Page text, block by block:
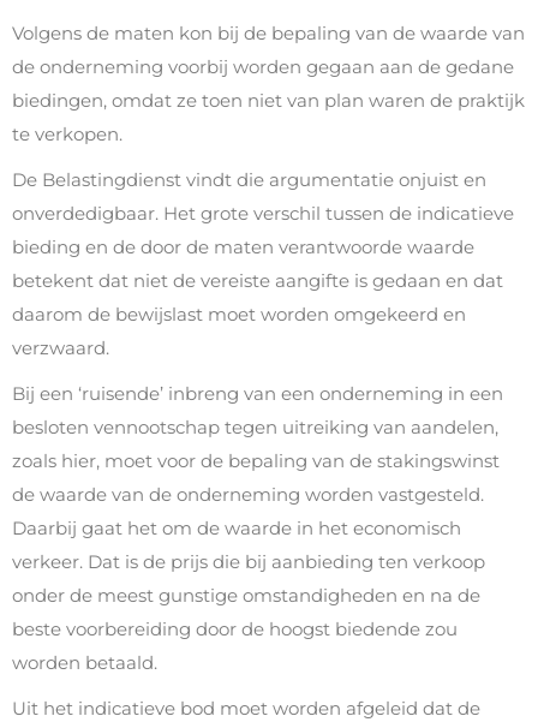
Volgens de maten kon bij de bepaling van de waarde van
de onderneming voorbij worden gegaan aan de gedane
biedingen, omdat ze toen niet van plan waren de praktijk
te verkopen.
De Belastingdienst vindt die argumentatie onjuist en
onverdedigbaar. Het grote verschil tussen de indicatieve
bieding en de door de maten verantwoorde waarde
betekent dat niet de vereiste aangifte is gedaan en dat
daarom de bewijslast moet worden omgekeerd en
verzwaard.
Bij een ‘ruisende’ inbreng van een onderneming in een
besloten vennootschap tegen uitreiking van aandelen,
zoals hier, moet voor de bepaling van de stakingswinst
de waarde van de onderneming worden vastgesteld.
Daarbij gaat het om de waarde in het economisch
verkeer. Dat is de prijs die bij aanbieding ten verkoop
onder de meest gunstige omstandigheden en na de
beste voorbereiding door de hoogst biedende zou
worden betaald.
Uit het indicatieve bod moet worden afgeleid dat de